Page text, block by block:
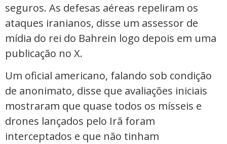
seguros. As defesas aéreas repeliram os
ataques iranianos, disse um assessor de
mídia do rei do Bahrein logo depois em uma
publicação no X.
Um oficial americano, falando sob condição
de anonimato, disse que avaliações iniciais
mostraram que quase todos os mísseis e
drones lançados pelo Irã foram
interceptados e que não tinham